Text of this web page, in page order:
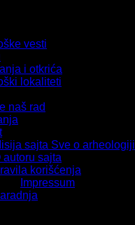
vesti
i otkrića
lokaliteti
naš rad
sajta Sve o arheologiji
autoru sajta
korišćenja
Impressum